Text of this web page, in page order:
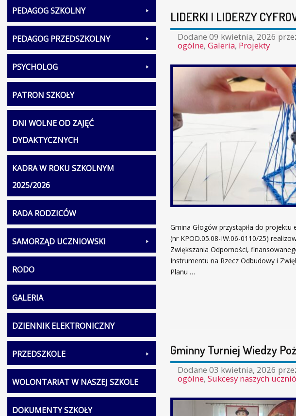
LIDERKI I LIDERZY
Dodane 09 kwietnia, 2026
ogólne, Galeria, Projekty
Gmina Głogów przystąpiła do
(nr KPOD.05.08-IW.06-0110/25)
Zwiększania Odporności,
Instrumentu na Rzecz Odbudowy i
Planu …
Gminny Turniej Wiedzy
Dodane 03 kwietnia, 2026
ogólne, Sukcesy naszych
PEDAGOG SZKOLNY
PEDAGOG PRZEDSZKOLNY
PSYCHOLOG
PATRON SZKOŁY
DNI WOLNE OD ZAJĘĆ
DYDAKTYCZNYCH
KADRA W ROKU SZKOLNYM
2025/2026
RADA RODZICÓW
SAMORZĄD UCZNIOWSKI
RODO
GALERIA
DZIENNIK ELEKTRONICZNY
PRZEDSZKOLE
WOLONTARIAT W NASZEJ SZKOLE
DOKUMENTY SZKOŁY